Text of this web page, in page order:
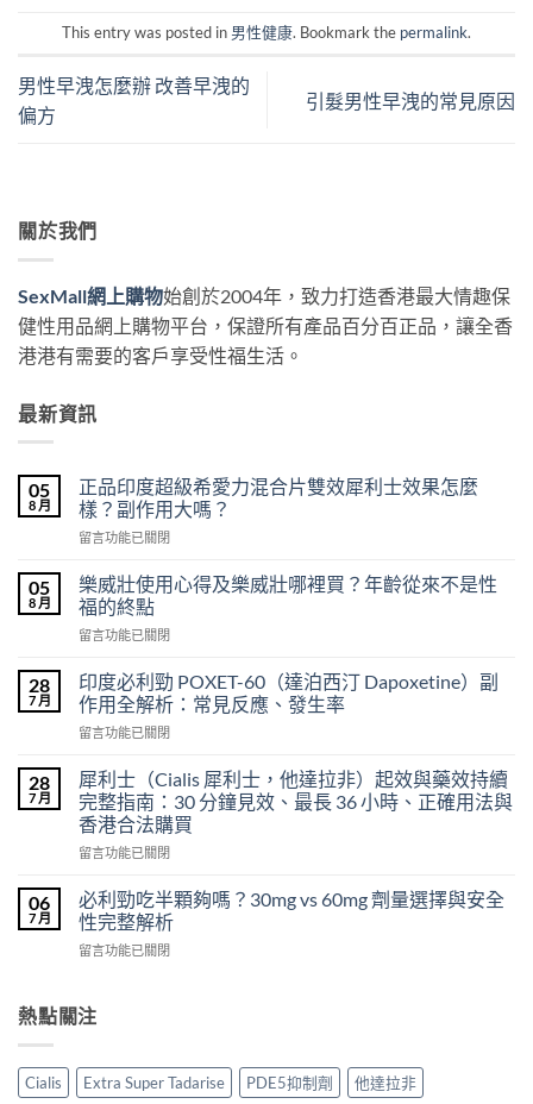
This entry was posted in 男性健康. Bookmark the permalink.
男性早洩怎麼辦 改善早洩的
偏方
引髮男性早洩的常見原因
關於我們
SexMall網上購物始創於2004年，致力打造香港最大情趣保
健性用品網上購物平台，保證所有產品百分百正品，讓全香
港港有需要的客戶享受性福生活。
最新資訊
05
8 月
正品印度超級希愛力混合片雙效犀利士效果怎麼
樣？副作用大嗎？
在
品
印
度
超
希
愛
力
混
片
雙
效
利
效
果
怎
麼
作
嗎？〉
留言功能已關閉
05
8 月
樂威壯使用心得及樂威壯哪裡買？年齡從來不是性
福的終點
在
威
壯
使
用
得
及
樂
威
壯
裡
買？
齡
不
福
的
留言功能已關閉
28
7 月
印度必利勁 POXET-60（達泊西汀 Dapoxetine）副
作用全解析：常見反應、發生率
在
度
必
利
勁
POXET-
泊
西
汀
Dapoxetine）
用
析：
常
留言功能已關閉
28
7 月
犀利士（Cialis 犀利士，他達拉非）起效與藥效持續
完整指南：30 分鐘見效、最長 36 小時、正確用法與
香港合法購買
在
利
士
（Cialis
犀
他
非）
起
留言功能已關閉
06
7 月
必利勁吃半顆夠嗎？30mg vs 60mg 劑量選擇與安全
性完整解析
在
勁
吃
顆
夠
留言功能已關閉
熱點關注
Cialis Extra Super Tadarise PDE5抑制劑 他達拉非